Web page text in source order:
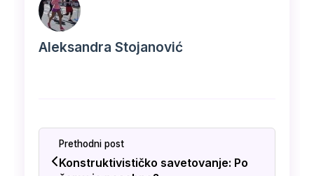
Aleksandra Stojanović
Prethodni post
Konstruktivističko savetovanje: Po